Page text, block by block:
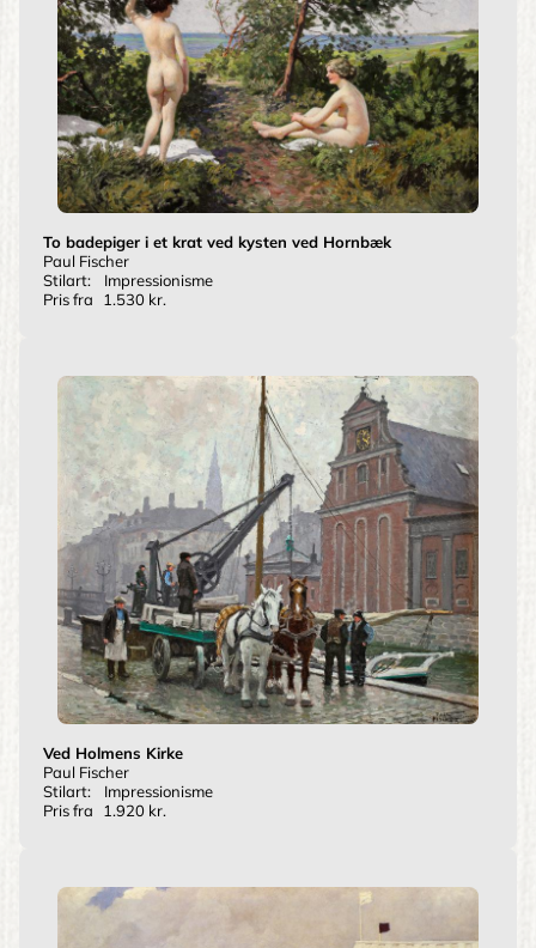
To badepiger i et krat ved kysten ved Hornbæk
Paul Fischer
Stilart:
Impressionisme
Pris fra
1.530 kr.
Ved Holmens Kirke
Paul Fischer
Stilart:
Impressionisme
Pris fra
1.920 kr.